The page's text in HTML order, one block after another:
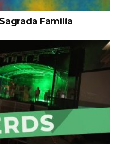
Família